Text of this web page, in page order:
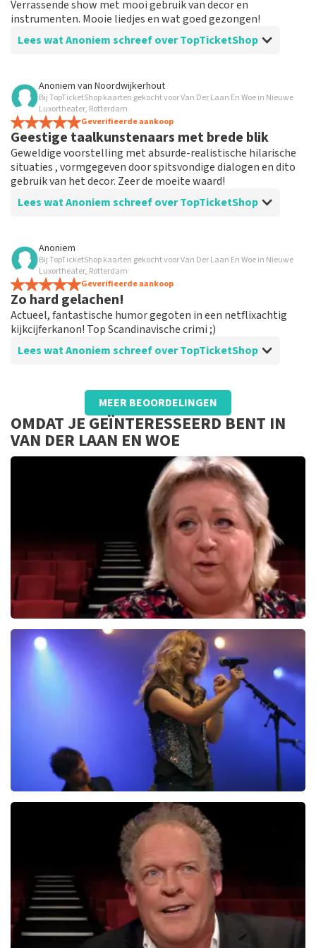
Verrassende show met mooi gebruik van decor en
instrumenten. Mooie liedjes en wat goed gezongen!
Lees wat Anoniem schreef over TopTicketShop
Beoordeling van Anoniem over TopTicketShop
Goede service, goed aanbod
Goed aanbod en de communicatie is top. Je betaalt wel
meer maar je kan zo toch nog naar een show die je
anders gemist had.
Anoniem van Noordwijkerhout
Bij TopTicketShop kaarten gekocht voor Van Der Laan En Woe in Nieuwe
Luxortheater, Rotterdam
Geverifieerde aankoop
Geestige taalkunstenaars met brede blik
Geweldige voorstelling met absurde-realistische hilarische
situaties , vormgegeven door spitsvondige dialogen en dito
gebruik van het decor. Zeer de moeite waard!
Lees wat Anoniem schreef over TopTicketShop
Beoordeling van Anoniem over
Prima geregeld
Werkt goed en was heel handig geregeld door deze site
en ben tevreden
Anoniem
Bij TopTicketShop kaarten gekocht voor Van Der Laan En Woe in Nieuwe
Luxortheater, Rotterdam
Geverifieerde aankoop
Zo hard gelachen!
Actueel, fantastische humor gegoten in een netflixachtig
kijkcijferkanon! Top Scandinavische crimi ;)
Lees wat Anoniem schreef over TopTicketShop
Beoordeling van Anoniem overTopTicketShop
Duidelijk en helder
Makkelijk kaarten bestellen. Kort van te voren mail
met qr code. Geen bijzonderheden
MEER BEOORDELINGEN
OMDAT JE GEÏNTERESSEERD BENT IN
VAN DER LAAN EN WOE
Christel De Laat
reviews
274+reviews